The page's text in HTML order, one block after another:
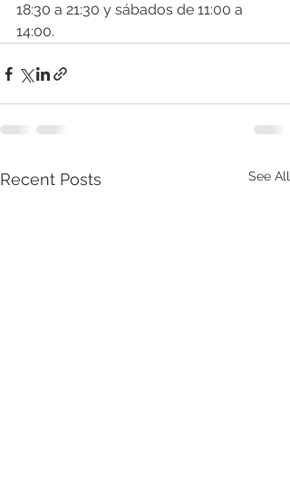
18:30 a 21:30 y sábados de 11:00 a
14:00.
Recent Posts See All